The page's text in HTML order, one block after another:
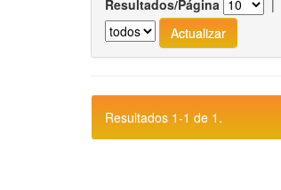
Resultados/Página |
Resultados 1-1 de 1.